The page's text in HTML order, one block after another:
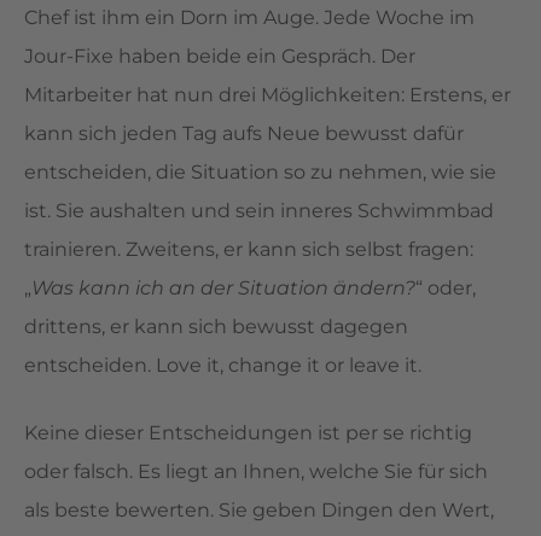
Chef ist ihm ein Dorn im Auge. Jede Woche im
Jour-Fixe haben beide ein Gespräch. Der
Mitarbeiter hat nun drei Möglichkeiten: Erstens, er
kann sich jeden Tag aufs Neue bewusst dafür
entscheiden, die Situation so zu nehmen, wie sie
ist. Sie aushalten und sein inneres Schwimmbad
trainieren. Zweitens, er kann sich selbst fragen:
„Was kann ich an der Situation ändern?“ oder,
drittens, er kann sich bewusst dagegen
entscheiden. Love it, change it or leave it.
Keine dieser Entscheidungen ist per se richtig
oder falsch. Es liegt an Ihnen, welche Sie für sich
als beste bewerten. Sie geben Dingen den Wert,